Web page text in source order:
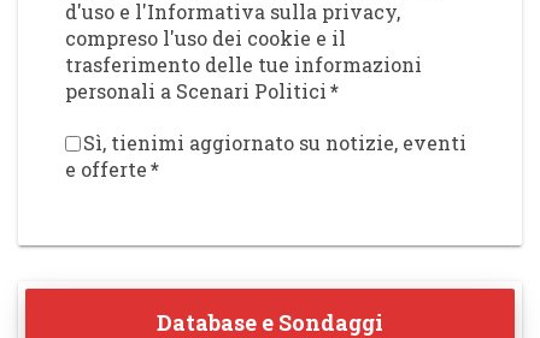
d'uso e l'Informativa sulla privacy,
compreso l'uso dei cookie e il
trasferimento delle tue informazioni
personali a Scenari Politici*
Sì, tienimi aggiornato su notizie, eventi
e offerte*
Database e Sondaggi